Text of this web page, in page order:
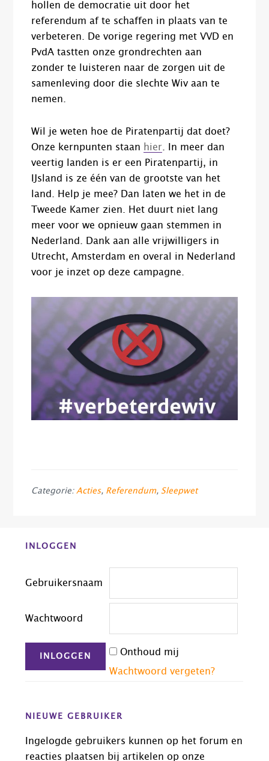
hollen de democratie uit door het
referendum af te schaffen in plaats van te
verbeteren. De vorige regering met VVD en
PvdA tastten onze grondrechten aan
zonder te luisteren naar de zorgen uit de
samenleving door die slechte Wiv aan te
nemen.
Wil je weten hoe de Piratenpartij dat doet?
Onze kernpunten staan hier. In meer dan
veertig landen is er een Piratenpartij, in
IJsland is ze één van de grootste van het
land. Help je mee? Dan laten we het in de
Tweede Kamer zien. Het duurt niet lang
meer voor we opnieuw gaan stemmen in
Nederland. Dank aan alle vrijwilligers in
Utrecht, Amsterdam en overal in Nederland
voor je inzet op deze campagne.
Categorie:Acties, Referendum,Sleepwet
Before
INLOGGEN
Gebruikersnaam
Wachtwoord
Onthoud mij
Wachtwoord vergeten?
NIEUWE GEBRUIKER
Ingelogde gebruikers kunnen op het forum en
reacties plaatsen bij artikelen op onze